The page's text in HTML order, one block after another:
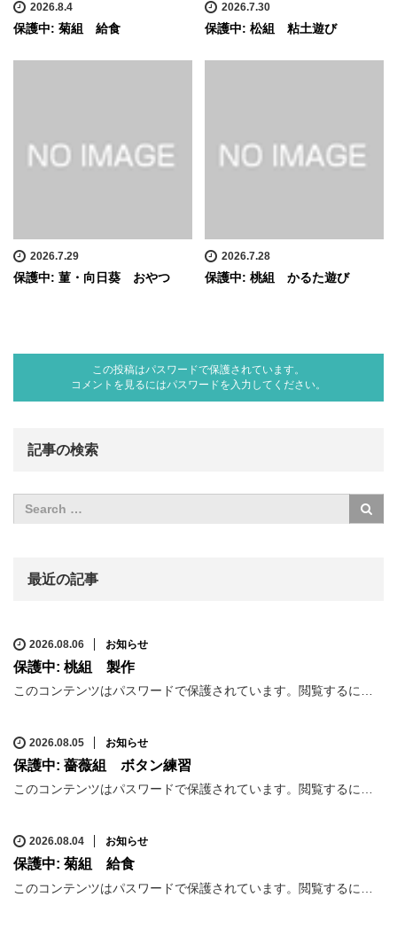
2026.8.4
保護中: 菊組 給食
2026.7.30
保護中: 松組 粘土遊び
2026.7.29
保護中: 菫・向日葵 おやつ
2026.7.28
保護中: 桃組 かるた遊び
この投稿はパスワードで保護されています。
コメントを見るにはパスワードを入力してください。
記事の検索
最近の記事
2026.08.06 お知らせ
保護中: 桃組 製作
このコンテンツはパスワードで保護されています。閲覧するに…
2026.08.05 お知らせ
保護中: 薔薇組 ボタン練習
このコンテンツはパスワードで保護されています。閲覧するに…
2026.08.04 お知らせ
保護中: 菊組 給食
このコンテンツはパスワードで保護されています。閲覧するに…